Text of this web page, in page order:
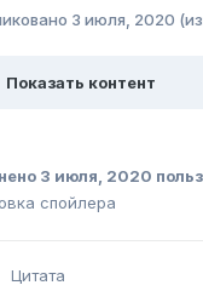
3 июля, 2020
Показать контент
3 июля, 2020
спойлера
Цитата